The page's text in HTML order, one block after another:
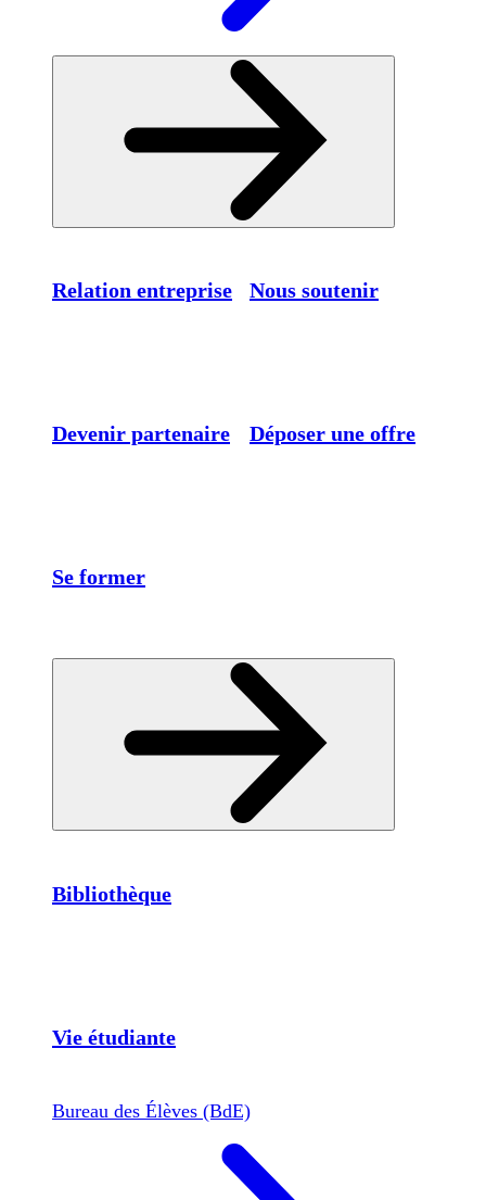
Relation entreprise Nous soutenir
Devenir partenaire Déposer une offre
Se former
Bibliothèque
Vie étudiante
Bureau des Élèves (BdE)